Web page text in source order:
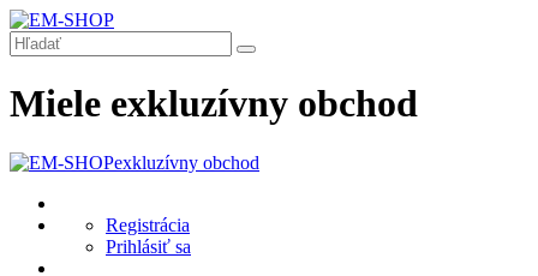
Miele exkluzívny obchod
exkluzívny obchod
Registrácia
Prihlásiť sa